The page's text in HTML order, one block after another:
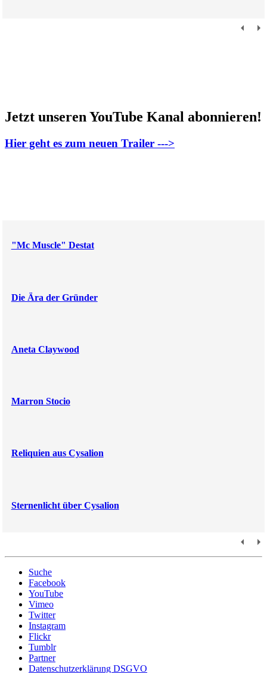
Jetzt unseren YouTube Kanal abonnieren!
Hier geht es zum neuen Trailer --->
"Mc Muscle" Destat
Die Ära der Gründer
Aneta Claywood
Marron Stocio
Reliquien aus Cysalion
Sternenlicht über Cysalion
Suche
Facebook
YouTube
Vimeo
Twitter
Instagram
Flickr
Tumblr
Partner
Datenschutzerklärung DSGVO